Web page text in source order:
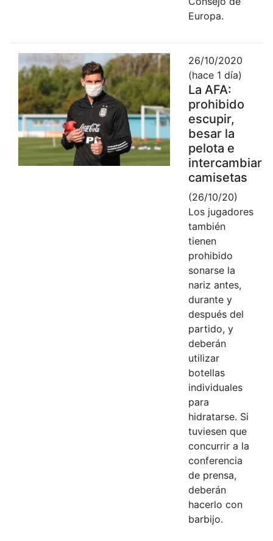
Europa.
26/10/2020
(hace 1 día)
La AFA:
prohibido
escupir,
besar la
pelota e
intercambiar
camisetas
(26/10/20)
Los jugadores
también
tienen
prohibido
sonarse la
nariz antes,
durante y
después del
partido, y
deberán
utilizar
botellas
individuales
para
hidratarse. Si
tuviesen que
concurrir a la
conferencia
de prensa,
deberán
hacerlo con
barbijo.